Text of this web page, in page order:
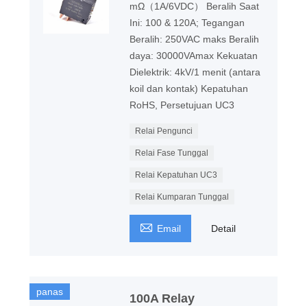
mΩ（1A/6VDC） Beralih Saat
Ini: 100 & 120A; Tegangan
Beralih: 250VAC maks Beralih
daya: 30000VAmax Kekuatan
Dielektrik: 4kV/1 menit (antara
koil dan kontak) Kepatuhan
RoHS, Persetujuan UC3
Relai Pengunci
Relai Fase Tunggal
Relai Kepatuhan UC3
Relai Kumparan Tunggal
 Email Detail
panas 100A Relay